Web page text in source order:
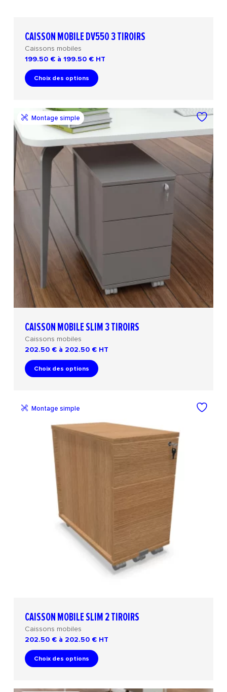
CAISSON MOBILE DV550 3 TIROIRS
Caissons mobiles
199.50 € à 199.50 € HT
Choix des options
CAISSON MOBILE SLIM 3 TIROIRS
Caissons mobiles
202.50 € à 202.50 € HT
Choix des options
Montage simple
CAISSON MOBILE SLIM 2 TIROIRS
Caissons mobiles
202.50 € à 202.50 € HT
Choix des options
Montage simple